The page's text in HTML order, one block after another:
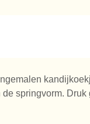
de springvorm.